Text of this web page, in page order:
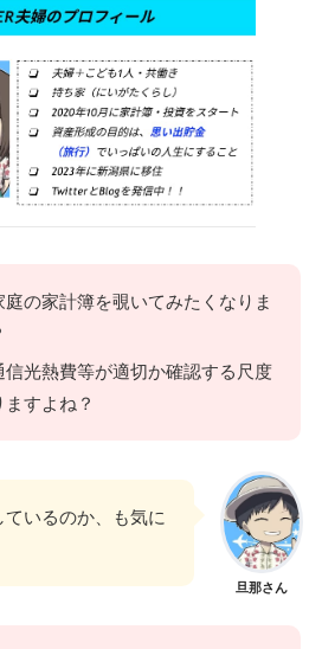
庭の家計簿を覗いてみたくなりま
信光熱費等が適切か確認する尺度
すよね？
旦那さん
いるのか、も気に